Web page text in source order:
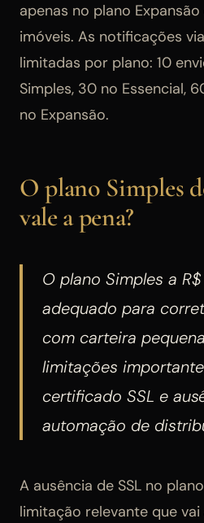
apenas no plano
imóveis. As notificações
limitadas por plano: 10
Simples, 30 no Essencial,
no Expansão.
O plano Simples
vale a pena?
O plano Simples a
adequado para
com carteira
limitações
certificado SSL e
automação de
A ausência de SSL no
limitação relevante que